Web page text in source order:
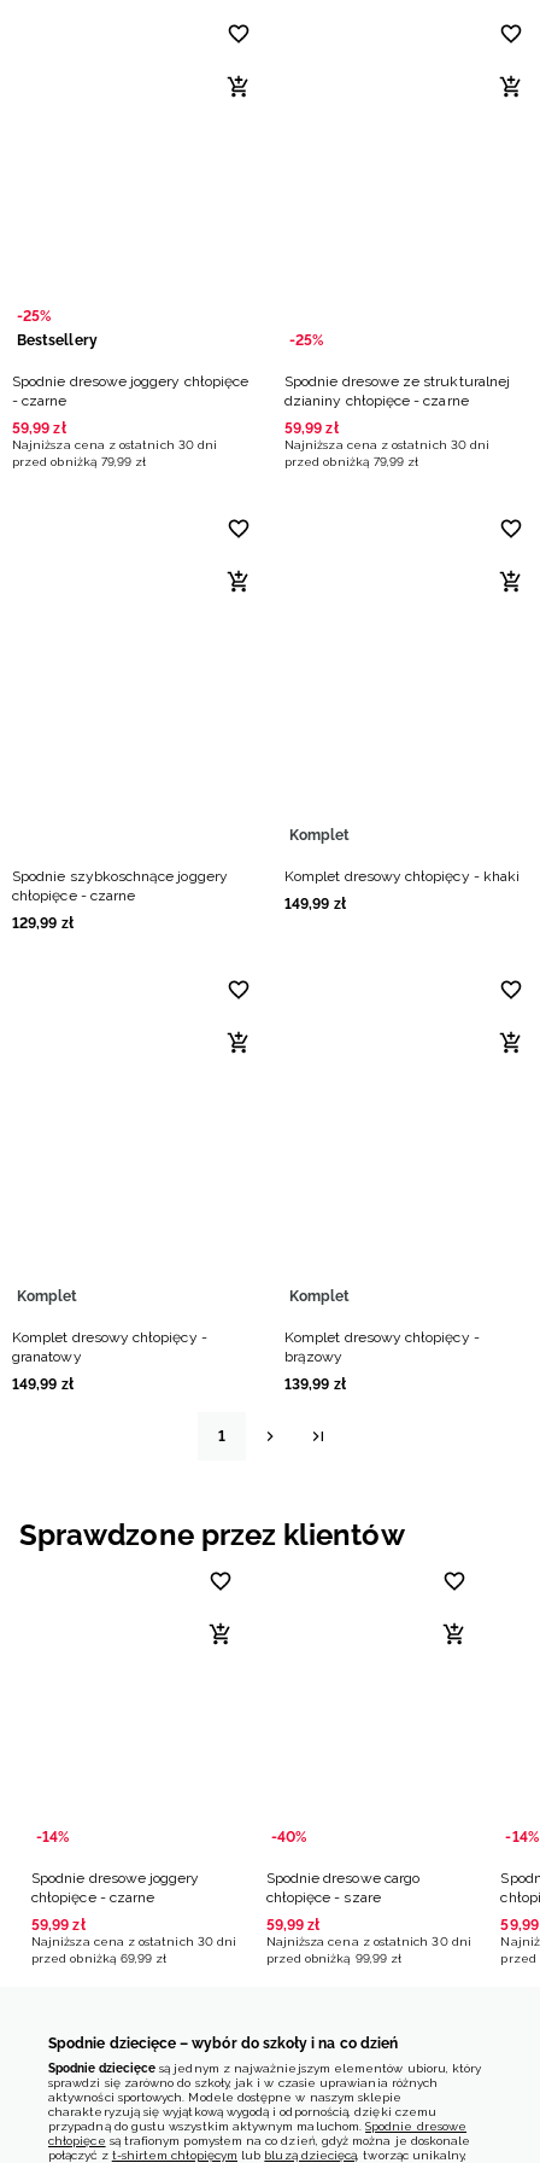
-25%
Bestsellery
Spodnie dresowe joggery chłopięce
- czarne
59,99 zł
Najniższa cena z ostatnich 30 dni
przed obniżką 79,99 zł
-25%
Spodnie dresowe ze strukturalnej
dzianiny chłopięce - czarne
59,99 zł
Najniższa cena z ostatnich 30 dni
przed obniżką 79,99 zł
Spodnie szybkoschnące joggery
chłopięce - czarne
129,99 zł
Komplet
Komplet dresowy chłopięcy - khaki
149,99 zł
Komplet
Komplet dresowy chłopięcy -
granatowy
149,99 zł
Komplet
Komplet dresowy chłopięcy -
brązowy
139,99 zł
1
Sprawdzone przez klientów
-14%
Spodnie dresowe joggery
chłopięce - czarne
59,99 zł
Najniższa cena z ostatnich 30 dni
przed obniżką 69,99 zł
-40%
Spodnie dresowe cargo
chłopięce - szare
59,99 zł
Najniższa cena z ostatnich 30 dni
przed obniżką 99,99 zł
-14%
59,99
przed
Spodnie dziecięce – wybór do szkoły i na co dzień
Spodnie dziecięce są jednym z najważniejszym elementów ubioru, który
sprawdzi się zarówno do szkoły, jak i w czasie uprawiania różnych
aktywności sportowych. Modele dostępne w naszym sklepie
charakteryzują się wyjątkową wygodą i odpornością, dzięki czemu
przypadną do gustu wszystkim aktywnym maluchom.Spodnie dresowe
chłopięce są trafionym pomysłem na co dzień, gdyż można je doskonale
połączyć z t-shirtem chłopięcym lub bluzą dziecięcą, tworząc unikalny,